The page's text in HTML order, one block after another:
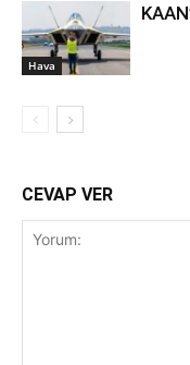
Hava
CEVAP VER